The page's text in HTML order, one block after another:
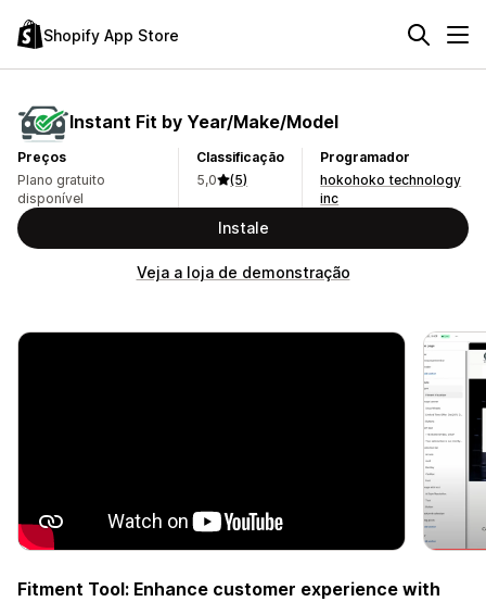
Shopify App Store
Instant Fit by Year/Make/Model
Preços
Plano gratuito
disponível
Classificação
5,0
(5)
Programador
hokohoko technology
inc
Instale
Veja a loja de demonstração
Fitment Tool: Enhance customer experience with